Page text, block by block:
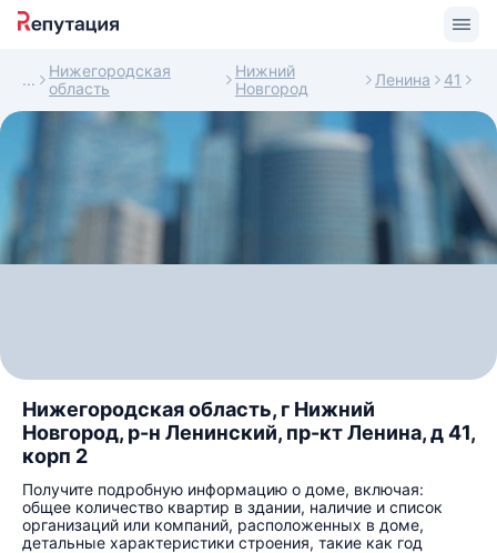
Нижегородская
область
Нижний
Новгород
Ленина 41
Нижегородская область, г Нижний
Новгород, р-н Ленинский, пр-кт Ленина, д 41,
корп 2
Получите подробную информацию о доме, включая:
общее количество квартир в здании, наличие и список
организаций или компаний, расположенных в доме,
детальные характеристики строения, такие как год